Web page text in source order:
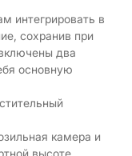
интегрировать в
сохранив при
два
основную
камера и
высоте.